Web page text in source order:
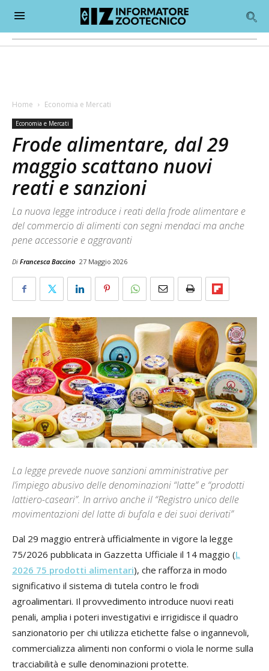
Home Economia e Mercati
Economia e Mercati
Frode alimentare, dal 29
maggio scattano nuovi
reati e sanzioni
La nuova legge introduce i reati della frode alimentare e
del commercio di alimenti con segni mendaci ma anche
pene accessorie e aggravanti
Di Francesca Baccino 27 Maggio 2026
La legge prevede nuove sanzioni amministrative per
l’impiego abusivo delle denominazioni “latte” e “prodotti
lattiero-caseari”. In arrivo anche il “Registro unico delle
movimentazioni del latte di bufala e dei suoi derivati”
Dal 29 maggio entrerà ufficialmente in vigore la legge
75/2026 pubblicata in Gazzetta Ufficiale il 14 maggio (L
2026 75 prodotti alimentari), che rafforza in modo
significativo il sistema di tutela contro le frodi
agroalimentari. Il provvedimento introduce nuovi reati
penali, amplia i poteri investigativi e irrigidisce il quadro
sanzionatorio per chi utilizza etichette false o ingannevoli,
commercializza alimenti non conformi o viola le norme sulla
tracciabilità e sulle denominazioni protette.